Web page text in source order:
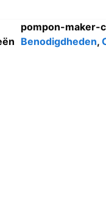
pompon-maker-
Benodigdheden,